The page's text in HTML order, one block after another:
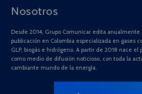
Nosotros
Desde 2014, Grupo Comunicar edita anualmente
publicación en Colombia especializada en gases
GLP, biogás e hidrógeno. A partir de 2018 nace el
como medio de difusión noticioso, con toda la
cambiante mundo de la energía.